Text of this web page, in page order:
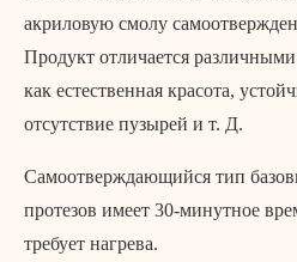
акриловую смолу
Продукт отличается
как естественная красота,
отсутствие пузырей и т. Д.
Самоотверждающийся тип
протезов имеет 30-минутное
требует нагрева.